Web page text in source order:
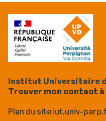
Institut Universitaire
Trouver mon contact à
Plan du site iut.univ-